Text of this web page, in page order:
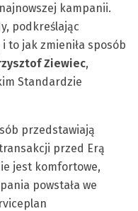
kampanii.
podkreślając
to jak zmieniła sposób
Ziewiec,
Standardzie
przedstawiają
przed Erą
jest komfortowe,
powstała we